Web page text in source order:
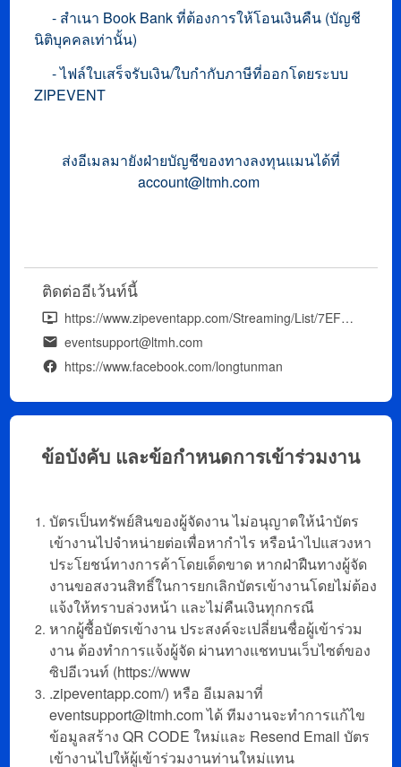
- สำเนา Book Bank ที่ต้องการให้โอนเงินคืน (บัญชี
นิติบุคคลเท่านั้น)
- ไฟล์ใบเสร็จรับเงิน/ใบกำกับภาษีที่ออกโดยระบบ
ZIPEVENT
ส่งอีเมลมายังฝ่ายบัญชีของทางลงทุนแมนได้ที่
account@ltmh.com
ติดต่ออีเว้นท์นี้
https://www.zipeventapp.com/Streaming/List/7EF16237-DB30-4C4F-A06F-9449372C4A63
eventsupport@ltmh.com
https://www.facebook.com/longtunman
ข้อบังคับ และข้อกำหนดการเข้าร่วมงาน
บัตรเป็นทรัพย์สินของผู้จัดงาน ไม่อนุญาตให้นำบัตร
เข้างานไปจำหน่ายต่อเพื่อหากำไร หรือนำไปแสวงหา
ประโยชน์ทางการค้าโดยเด็ดขาด หากฝ่าฝืนทางผู้จัด
งานขอสงวนสิทธิ์ในการยกเลิกบัตรเข้างานโดยไม่ต้อง
แจ้งให้ทราบล่วงหน้า และไม่คืนเงินทุกกรณี
หากผู้ซื้อบัตรเข้างาน ประสงค์จะเปลี่ยนชื่อผู้เข้าร่วม
งาน ต้องทำการแจ้งผู้จัด ผ่านทางแชทบนเว็บไซต์ของ
ซิปอีเวนท์ (https://www
.zipeventapp.com/) หรือ อีเมลมาที่
eventsupport@ltmh.comได้ ทีมงานจะทำการแก้ไข
ข้อมูลสร้าง QR CODE ใหม่และ Resend Email บัตร
เข้างานไปให้ผู้เข้าร่วมงานท่านใหม่แทน